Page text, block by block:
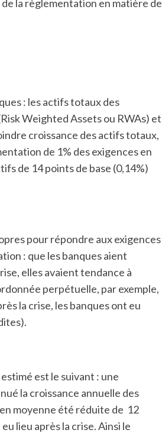
la règlementation en matière de
: les actifs totaux des
Weighted Assets ou RWAs) et
croissance des actifs totaux,
de 1% des exigences en
de 14 points de base (0,14%)
pour répondre aux exigences
: que les banques aient
elles avaient tendance à
perpétuelle, par exemple,
la crise, les banques ont eu
est le suivant : une
la croissance annuelle des
moyenne été réduite de 12
lieu après la crise. Ainsi le